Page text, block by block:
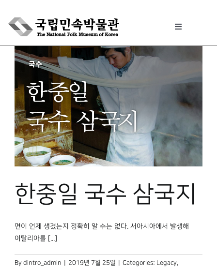
Skip
content
Toggle
박물관에서는
민속이야기
민속 인사이드
원문보기 PDF
박물관 홈페이지
한중일 국수 삼국지
면이 언제 생겼는지 정확히 알 수는 없다. 서아시아에서 발생해
이탈리아를 [...]
By dintro_admin 2019년 7월 25일 Categories: Legacy,